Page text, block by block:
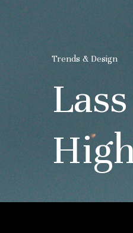
Trends & Design